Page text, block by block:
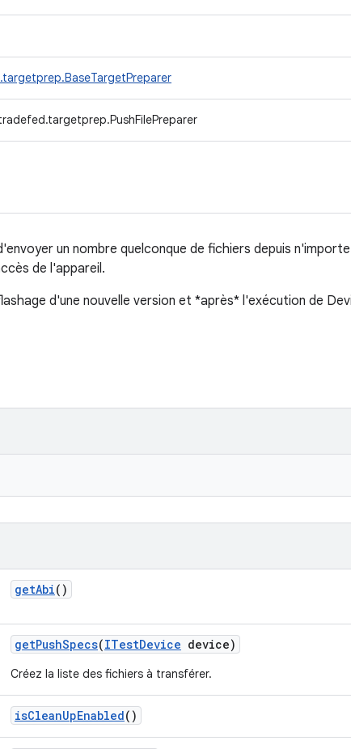
un nombre quelconque de fichiers depuis
de l'appareil.
d'une nouvelle version et *après* l'exécution de
getAbi()
getPushSpecs(ITestDevice device)
Créez la liste des fichiers à transférer.
isCleanUpEnabled()